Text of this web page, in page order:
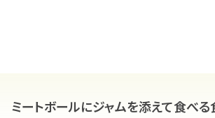
ミートボールにジャムを添えて食べ